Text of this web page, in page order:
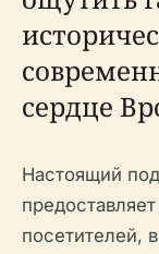
сердце
Настоящий
посетителей,